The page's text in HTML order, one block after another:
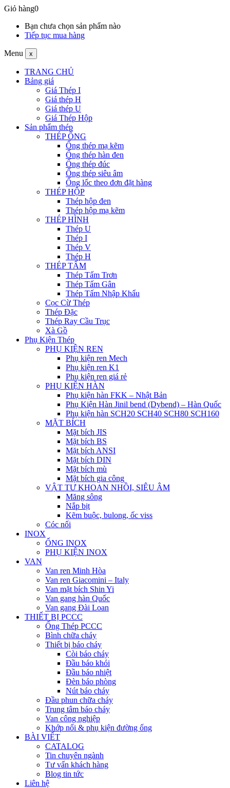
Giỏ hàng0
Bạn chưa chọn sản phẩm nào
Tiếp tục mua hàng
Menu x
TRANG CHỦ
Bảng giá
Giá Thép I
Giá thép H
Giá thép U
Giá Thép Hộp
Sản phẩm thép
THÉP ỐNG
Ống thép mạ kẽm
Ống thép hàn đen
Ống thép đúc
Ống thép siêu âm
Ống lốc theo đơn đặt hàng
THÉP HỘP
Thép hộp đen
Thép hộp mạ kẽm
THÉP HÌNH
Thép U
Thép I
Thép V
Thép H
THÉP TẤM
Thép Tấm Trơn
Thép Tấm Gân
Thép Tấm Nhập Khẩu
Cọc Cừ Thép
Thép Đặc
Thép Ray Cầu Trục
Xà Gồ
Phụ Kiện Thép
PHỤ KIỆN REN
Phụ kiện ren Mech
Phụ kiện ren K1
Phụ kiện ren giá rẻ
PHỤ KIỆN HÀN
Phụ kiện hàn FKK – Nhật Bản
Phụ Kiện Hàn Jinil bend (Dybend) – Hàn Quốc
Phụ kiện hàn SCH20 SCH40 SCH80 SCH160
MẶT BÍCH
Mặt bích JIS
Mặt bích BS
Mặt bích ANSI
Mặt bích DIN
Mặt bích mù
Mặt bích gia công
VẬT TƯ KHOAN NHỒI, SIÊU ÂM
Măng sông
Nắp bịt
Kẽm buộc, bulong, ốc viss
Cóc nối
INOX
ỐNG INOX
PHỤ KIỆN INOX
VAN
Van ren Minh Hòa
Van ren Giacomini – Italy
Van mặt bích Shin Yi
Van gang hàn Quốc
Van gang Đài Loan
THIẾT BỊ PCCC
Ống Thép PCCC
Bình chữa cháy
Thiết bị báo cháy
Còi báo cháy
Đầu báo khói
Đầu báo nhiệt
Đèn báo phòng
Nút báo cháy
Đầu phun chữa cháy
Trung tâm báo cháy
Van công nghiệp
Khớp nối & phụ kiện đường ống
BÀI VIẾT
CATALOG
Tin chuyên ngành
Tư vấn khách hàng
Blog tin tức
Liên hệ